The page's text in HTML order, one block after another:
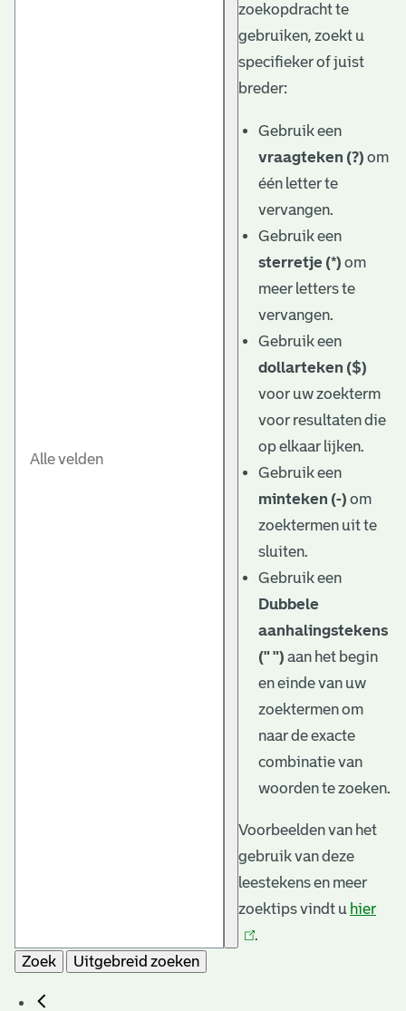
zoekopdracht te
gebruiken, zoekt u
specifieker of juist
breder:
Gebruik een
vraagteken (?) om
één letter te
vervangen.
Gebruik een
sterretje (*) om
meer letters te
vervangen.
Gebruik een
dollarteken ($)
voor uw zoekterm
voor resultaten die
op elkaar lijken.
Gebruik een
minteken (-) om
zoektermen uit te
sluiten.
Gebruik een
Dubbele
aanhalingstekens
(" ") aan het begin
en einde van uw
zoektermen om
naar de exacte
combinatie van
woorden te zoeken.
Voorbeelden van het
gebruik van deze
leestekens en meer
zoektips vindt u hier
.
Zoek
Uitgebreid zoeken